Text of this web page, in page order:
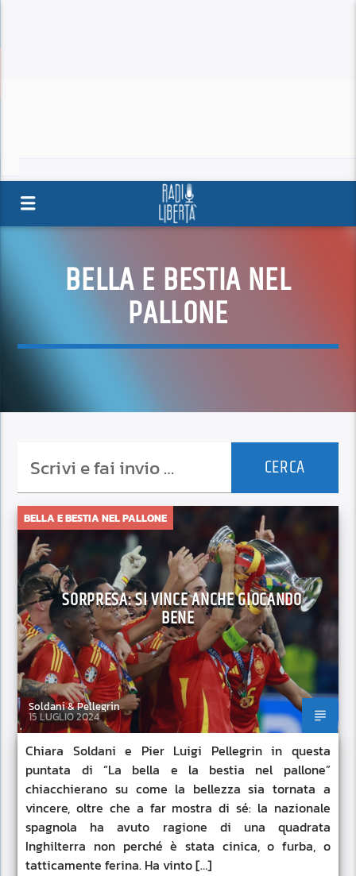
BELLA E BESTIA NEL
PALLONE
BELLA E BESTIA NEL PALLONE
SORPRESA: SI VINCE ANCHE GIOCANDO
BENE
Soldani & Pellegrin
15 LUGLIO 2024
Chiara Soldani e Pier Luigi Pellegrin in questa
puntata di “La bella e la bestia nel pallone”
chiacchierano su come la bellezza sia tornata a
vincere, oltre che a far mostra di sé: la nazionale
spagnola ha avuto ragione di una quadrata
Inghilterra non perché è stata cinica, o furba, o
tatticamente ferina. Ha vinto […]